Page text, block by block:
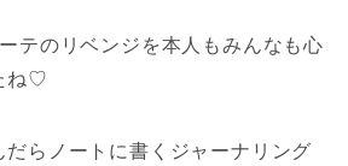
テのリベンジを本人もみんなも心
ね♡
だらノートに書くジャーナリング